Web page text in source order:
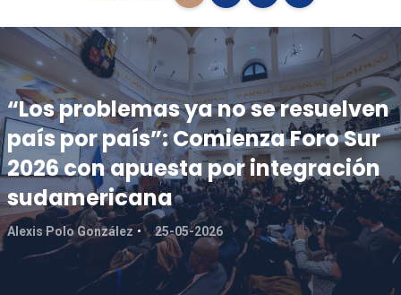
“Los problemas ya no se resuelven
país por país”: Comienza Foro Sur
2026 con apuesta por integración
sudamericana
Alexis Polo González 25-05-2026